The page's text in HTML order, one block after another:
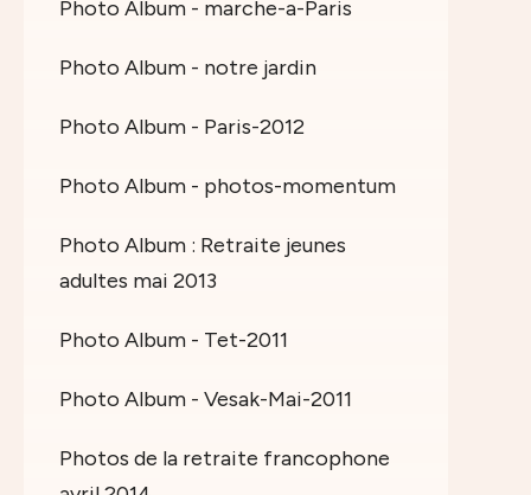
Photo Album - marche-a-Paris
Photo Album - notre jardin
Photo Album - Paris-2012
Photo Album - photos-momentum
Photo Album : Retraite jeunes
adultes mai 2013
Photo Album - Tet-2011
Photo Album - Vesak-Mai-2011
Photos de la retraite francophone